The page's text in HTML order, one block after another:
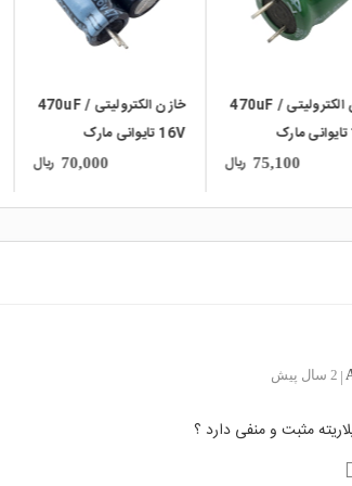
خازن الکترولیتی 470uF /
16V تایوانی مارک
70,000 ریال
خازن آلترناتور 1.5mF
مخصوص دلکو سری
487,000 ریال
2 سال پیش
مثبت و منفی دارد ؟